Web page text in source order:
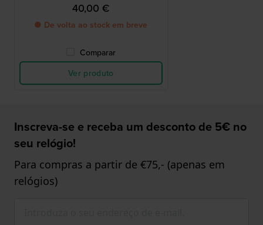
40,00 €
● De volta ao stock em breve
Comparar
Ver produto
Inscreva-se e receba um desconto de 5€ no
seu relógio!
Para compras a partir de €75,- (apenas em
relógios)